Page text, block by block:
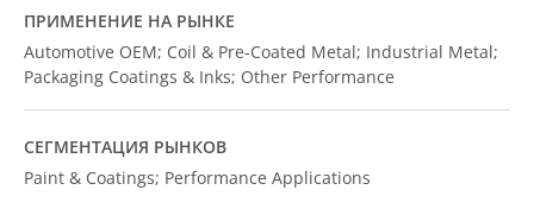
ПРИМЕНЕНИЕ НА РЫНКЕ
Automotive OEM; Coil & Pre-Coated Metal; Industrial Metal;
Packaging Coatings & Inks; Other Performance
СЕГМЕНТАЦИЯ РЫНКОВ
Paint & Coatings; Performance Applications